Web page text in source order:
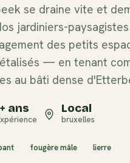
se draine vite et
jardiniers-
des petits
— en tenant
au bâti dense
ans Local
bruxelles
fougère mâle lierre